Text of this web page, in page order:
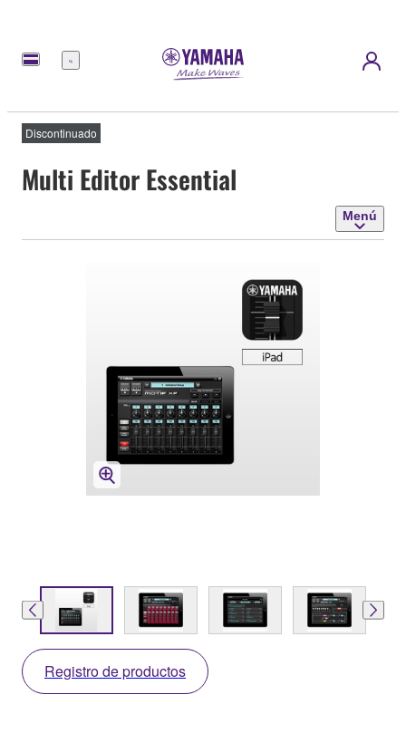
Menú
Discontinuado
Multi Editor Essential
Menú
Registro de productos